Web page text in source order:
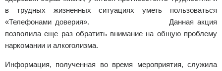
в трудных жизненных ситуациях уметь пользоваться
«Телефонами доверия». Данная акция
позволила еще раз обратить внимание на общую проблему
наркомании и алкоголизма.
Информация, полученная во время мероприятия, служила